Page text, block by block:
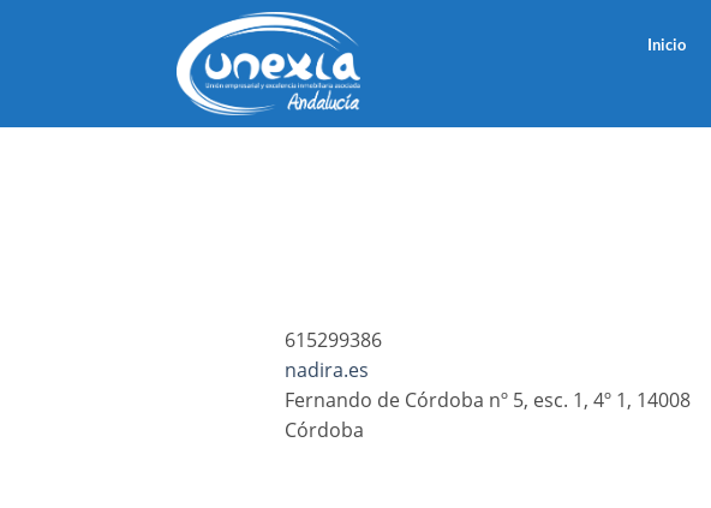
Inicio
615299386
nadira.es
Fernando de Córdoba nº 5, esc. 1, 4º 1, 14008
Córdoba